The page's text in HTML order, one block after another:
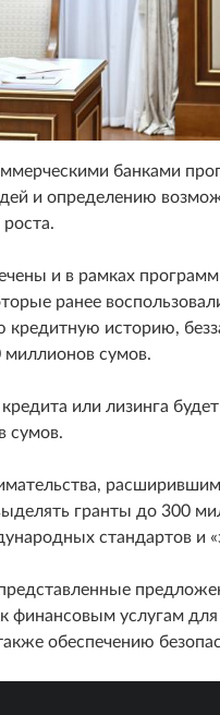
банками
и определению
и в рамках
ранее
историю,
миллионов сумов.
или лизинга
сумов.
гранты до 300
стандартов и
услугам для
обеспечению